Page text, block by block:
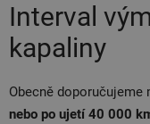
Interval
kapaliny
Obecně doporučujeme
nebo po ujetí 40 000